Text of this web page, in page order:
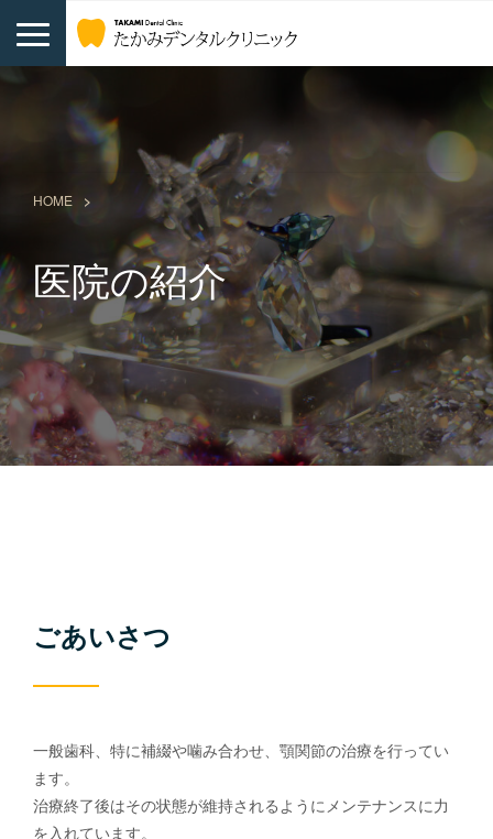
HOME
医院の紹介
ごあいさつ
一般歯科、特に補綴や噛み合わせ、顎関節の治療を行ってい
ます。
治療終了後はその状態が維持されるようにメンテナンスに力
を入れています。